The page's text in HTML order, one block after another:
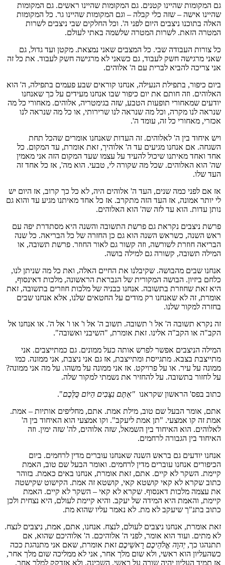
גם המקומות שהיינו קטנים. גם המקומות שהיינו ראשים. גם המקומות
שהיינו אישה – שזה כלי קבלה – וגם המקומות שהיינו גר. כל המקומות
האלה בתוכנו ניצבים היום לפני ה'. וכל החלקים שבי ניצבים לשרות
המטרה הזאת. לשרות המטרה שלשמה באתי לעולם.
כל צורות העבודה שבי. כל המצבים שאני נמצאת. מקטן ועד גדול, גם
שאני מרגישה חשק לעבוד, גם כשאני לא מרגישה חשק לעבוד. את כל זה
אני צריכה להביא לברית עם ה' אלוהים.
ביום כיפור, בתפילת הנעילה, אנחנו קוראים שבע פעמים בתפילה, ה' הוא
האלוהים. וזה חותם את יום כיפור שבו אנחנו מעידים על כך שאנחנו
יודעים שמאחורי תופעות הטבע, שזה בגימטריה, אלוהים. מאחורי כל מה
שנראה לנו מקרה, וכל מה שנראה לנו שרירותי, או כל מה שנראה לנו
אכזרי, מאחורי כל זה, עומד ה'.
ויש איחוד בין ה' לאלוהים. זה העדות שאנחנו אומרים שהכל תחת
השגחה. אם אנחנו מגיעים עד ה' אלוהיך, זאת אומרת, עד המקום. כל
אחד ואחד מאיתנו שיכול להעיד על עצמו שעד המקום הזה אני מאמין
שה' הוא האלוהים. שכל מה שקורה לי, טבעי. הוא מה', אז כל אחד זה
העד שלו.
אז אם לפני כמה שנים, העד ה' אלוהים היה, לא כל כך קרוב, אז היום יש
לי יותר אמונה, אז העד הזה מתקרב. אז כל אחד מאיתנו מגיע עד והוא גם
נותן עדות. הוא עד לזה שה' הוא האלוהים.
פרשת ניצבים נקראת גם פרשת התשובה והשנה היא מסתדרת יפה עם
ראש השנה, כשראש השנה הוא גם כן החזרה של כל הבריאה. כל שנה
הבריאה חוזרת לשורשה, וזה קשור גם לאור החוזר. פרשת תשובה, או
המילה תשובה, קשורה גם למילה בושה.
אנחנו שבים מהבושה. שקיבלנו את החיים האלה, ואת כל מה שניתן לנו,
כלחם ביזיון. הבושה המקורית של הנבראת הראשונה, מלכות דאינסוף,
היא זאת שחוזרת בתשובה. אנחנו כבניה של מלכות חוזרים בתשובה, זאת
אומרת, זה לא שאנחנו רק מודים על החטאים שלנו, אלא אנחנו שבים
בחזרה למקור שלנו.
זה נקרא תשובה ה' אל ו' תשובה. תשוב ה' אל ו' או ו' אל ה'. או אנחנו אל
הקב"ה או הקב"ה אלינו. זאת אומרת, "השיבני ואשובה".
המילה הניצבים אפשר לפרש אותה כעל ממונים. גם כמתייצבים. אני
מתייצבת בצבא. מתגייסת ומתייצבת, אז גם אני ניצבת, אני ממונה. כמו
ממונה על עיר. או על פרויקט. אז אני ממונה על משהו. על מה אני ממונה?
על לחזור בתשובה. על להחזיר את נשמתי למקור שלה.
כתוב בפס' הראשון שקראנו "אַתֶּם נִצָּבִים הַיּוֹם כֻּלְּכֶם".
אתם, אומר הבעל שם טוב, מילת אמת. אתם, מחליפים אותיות – אמת.
אמת זה קו אמצעי. "תן אמת ליעקב". וקו אמצעי הוא האיחוד בין ה'
לאלוהים. הוא האיחוד בין השמאל, שזה אלוהים, לה' שזה ימין. וזה
האיחוד בין הגבורה לרחמים.
אנחנו יודעים גם בראש השנה שאנחנו עוברים מדין לרחמים. ביום
הכיפורים אנחנו עוברים מדין לרחמים. ואומר הבעל שם טוב, האמת
קיימת. השקר לא קיים. אתם, זאת אומרת, אנחנו באים כאמת. בזוהר
כתוב שקרא לא קאי קושטא קאי, קושטא זה אמת. הקישוט שקישטה
את עצמה מלכות דאנסוף. שקרא לא קאי – השקר לא קיים. האמת
קיימת, והאמת היא המידה של יעקב. והיא קיימת לעולם, היא נצחית ולכן
כתוב בתנ"ך שיעקב לא מת. לא נאמר עליו שהוא מת.
זאת אומרת, אנחנו ניצבים לעולם, לנצח. אנחנו, אתם, אמת, ניצבים לנצח.
לא מתים. ועוד הוא אומר, לפני ה' אלוהיכם. ה' אלוהיכם שהוא, אם
תתנהגו כך, יְהוָה אֱלֹהֵיכֶם רָאשֵׁיכֶם זאת אומרת, שאם אני מתנהגת ככה
כשהעליון הוא ראשי, ולא שום מלך אחר, אני לא ממליכה שום מלך אחר,
אז תמיד העליון יהיה שורה על ראשי, השכינה, ולא אזדקק למלך אחר.